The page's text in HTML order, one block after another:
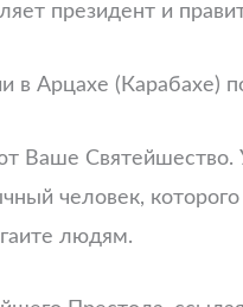
президент и
в Арцахе (Карабахе)
Ваше
человек,
людям.